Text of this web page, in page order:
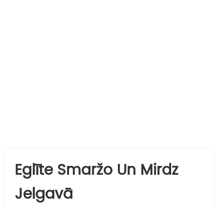
Eglīte Smaržo Un Mirdz
Jelgavā